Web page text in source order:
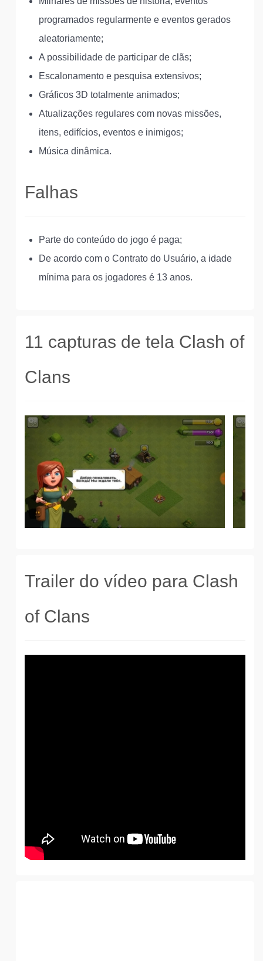
programados regularmente e eventos gerados
aleatoriamente;
A possibilidade de participar de clãs;
Escalonamento e pesquisa extensivos;
Gráficos 3D totalmente animados;
Atualizações regulares com novas missões,
itens, edifícios, eventos e inimigos;
Música dinâmica.
Falhas
Parte do conteúdo do jogo é paga;
De acordo com o Contrato do Usuário, a idade
mínima para os jogadores é 13 anos.
11 capturas de tela Clash of
Clans
Trailer do vídeo para Clash
of Clans